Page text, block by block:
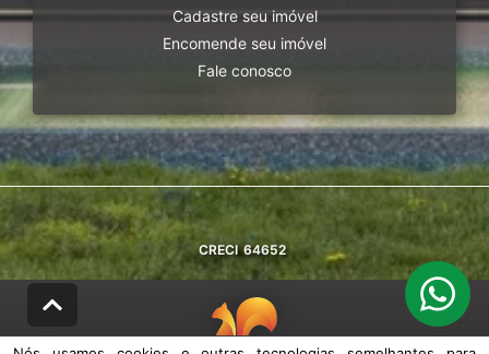
Cadastre seu imóvel
Encomende seu imóvel
Fale conosco
CRECI 64652